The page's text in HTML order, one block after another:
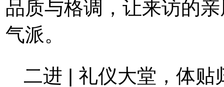
品质与格调，让来访的
气派。
二进 | 礼仪大堂，体贴